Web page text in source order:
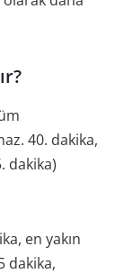
40. dakika,
dakika)
en yakın
dakika,